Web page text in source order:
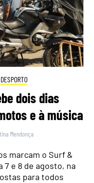
DESPORTO
dois dias
e à música
Mendonça
marcam o Surf &
7 e 8 de agosto, na
para todos